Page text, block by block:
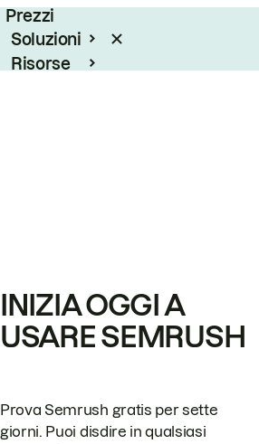
Prezzi
Soluzioni
Risorse
INIZIA OGGI A
USARE SEMRUSH
Prova Semrush gratis per sette
giorni. Puoi disdire in qualsiasi